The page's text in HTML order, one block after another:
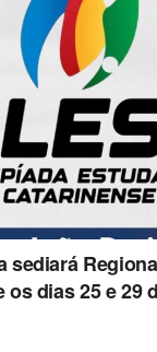
sediará
os dias 25 e 29